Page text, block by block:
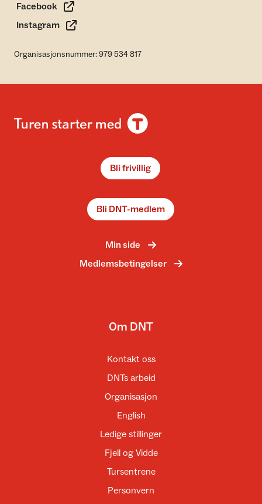
Facebook
Instagram
Organisasjonsnummer: 979 534 817
Bli frivillig
Bli DNT-medlem
Min side
Medlemsbetingelser
Om DNT
Kontakt oss
DNTs arbeid
Organisasjon
English
Ledige stillinger
Fjell og Vidde
Tursentrene
Personvern